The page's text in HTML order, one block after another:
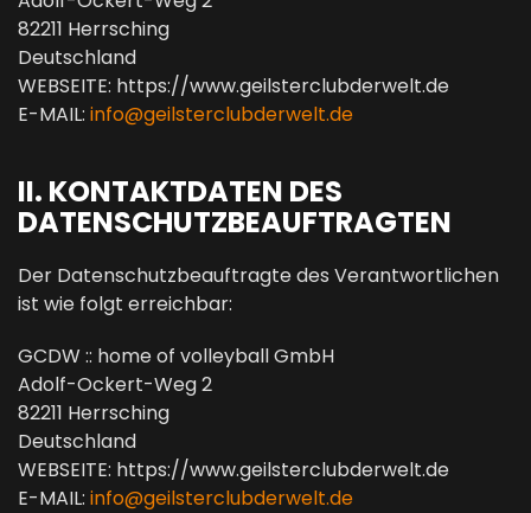
82211 Herrsching
Deutschland
WEBSEITE: https://www.geilsterclubderwelt.de
E-MAIL: info@geilsterclubderwelt.de
II. KONTAKTDATEN DES
DATENSCHUTZBEAUFTRAGTEN
Der Datenschutzbeauftragte des Verantwortlichen
ist wie folgt erreichbar:
GCDW :: home of volleyball GmbH
Adolf-Ockert-Weg 2
82211 Herrsching
Deutschland
WEBSEITE: https://www.geilsterclubderwelt.de
E-MAIL: info@geilsterclubderwelt.de